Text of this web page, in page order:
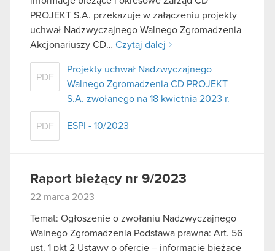
PROJEKT S.A. przekazuje w załączeniu projekty
uchwał Nadzwyczajnego Walnego Zgromadzenia
Akcjonariuszy CD… Czytaj dalej
PDF
Projekty uchwał Nadzwyczajnego
Walnego Zgromadzenia CD PROJEKT
S.A. zwołanego na 18 kwietnia 2023 r.
PDF ESPI - 10/2023
Raport bieżący nr 9/2023
22 marca 2023
Temat: Ogłoszenie o zwołaniu Nadzwyczajnego
Walnego Zgromadzenia Podstawa prawna: Art. 56
ust. 1 pkt 2 Ustawy o ofercie – informacje bieżące